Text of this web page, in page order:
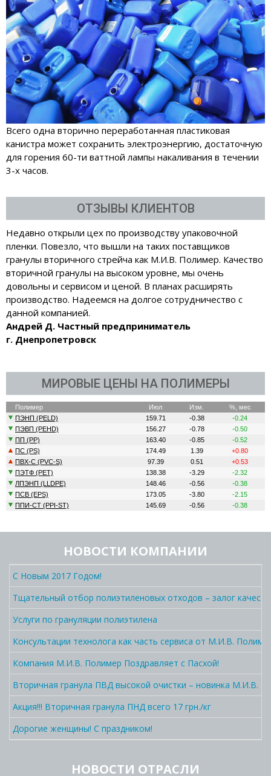
Всего одна вторично переработанная пластиковая
канистра может сохранить электроэнергию, достаточную
для горения 60-ти ваттной лампы накаливания в течении
3-х часов.
ОТЗЫВЫ КЛИЕНТОВ
Недавно открыли цех по производству упаковочной
пленки. Повезло, что вышли на таких поставщиков
гранулы вторичного стрейча как М.И.В. Полимер. Качество
вторичной гранулы на высоком уровне, мы очень
довольны и сервисом и ценой. В планах расширять
производство. Надеемся на долгое сотрудничество с
данной компанией.
Андрей Д. Частный предприниматель
г. Днепропетровск
МИРОВЫЕ ЦЕНЫ НА ПОЛИМЕРЫ
НОВОСТИ КОМПАНИИ
С Новым 2017 Годом!
Тщательный отбор полиэтиленовых отходов – залог
Услуги по грануляции полиэтилена
Консультации технолога как часть сервиса от М.И.В.
Компания М.И.В. Полимер Поздравляет с Пасхой!
Вторичная гранула ПВД высокой очистки – новинка М.И.В.
Акция!!! Вторичная гранула ПНД всего 17 грн./кг
Дорогие женщины! С праздником!
НОВОСТИ ОТРАСЛИ